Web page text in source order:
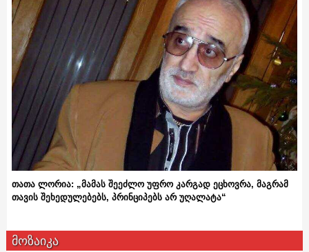
თათა ლორია: „მამას შეეძლო უფრო კარგად ეცხოვრა, მაგრამ
თავის შეხედულებებს, პრინციპებს არ უღალატა“
მოზაიკა